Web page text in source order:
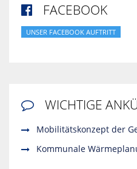
 FACEBOOK
UNSER FACEBOOK AUFTRITT
 WICHTIGE
Mobilitätskonzept der
Kommunale